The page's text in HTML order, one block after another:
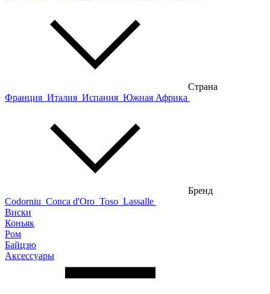
Страна
Франция Италия Испания Южная Африка
Бренд
Codorniu Conca d'Oro Toso Lassalle
Виски
Коньяк
Ром
Байцзю
Аксессуары